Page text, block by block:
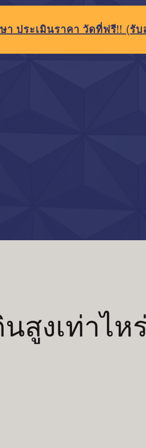
า ประเมินราคา วัดที่ฟรี!! (รั
สูงเท่าไห